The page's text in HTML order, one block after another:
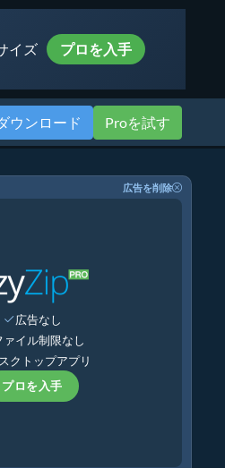
イズ プロを入手
ウンロード Proを試す
広告を削除
広告なし
ァイル制限なし
クトップアプリ
プロを入手